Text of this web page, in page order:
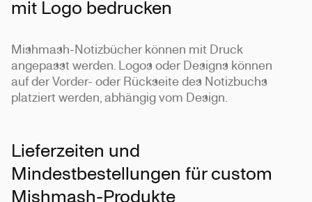
mit Logo bedrucken
Mishmash-Notizbücher können mit Druck
angepasst werden. Logos oder Designs können
auf der Vorder- oder Rückseite des Notizbuchs
platziert werden, abhängig vom Design.
Lieferzeiten und
Mindestbestellungen für custom
Mishmash-Produkte